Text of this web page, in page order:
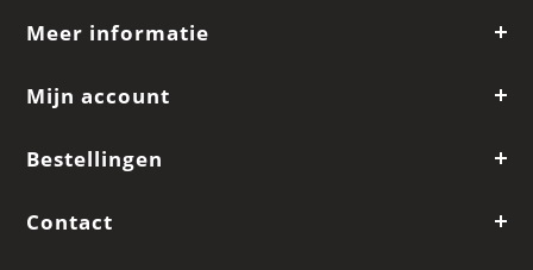
Meer informatie
Mijn account
Bestellingen
Contact